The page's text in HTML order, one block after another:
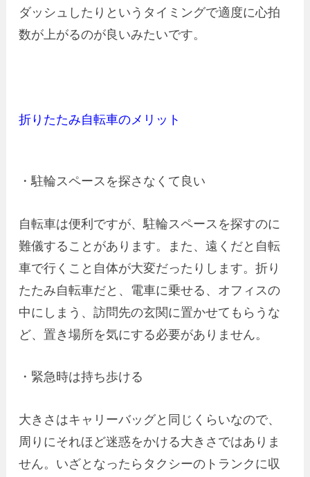
ダッシュしたりというタイミングで適度に心拍
数が上がるのが良いみたいです。
折りたたみ自転車のメリット
・駐輪スペースを探さなくて良い
自転車は便利ですが、駐輪スペースを探すのに
難儀することがあります。また、遠くだと自転
車で行くこと自体が大変だったりします。折り
たたみ自転車だと、電車に乗せる、オフィスの
中にしまう、訪問先の玄関に置かせてもらうな
ど、置き場所を気にする必要がありません。
・緊急時は持ち歩ける
大きさはキャリーバッグと同じくらいなので、
周りにそれほど迷惑をかける大きさではありま
せん。いざとなったらタクシーのトランクに収